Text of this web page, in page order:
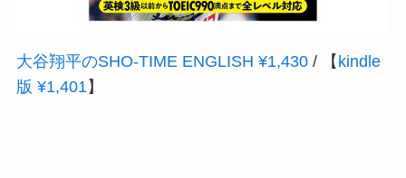
大谷翔平のSHO‐TIME ENGLISH ¥1,430/ 【 kindle
版 ¥1,401 】